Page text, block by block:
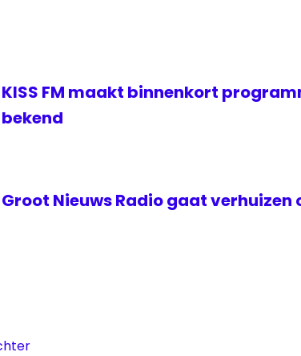
KISS FM maakt binnenkort
bekend
Groot Nieuws Radio gaat verhuizen